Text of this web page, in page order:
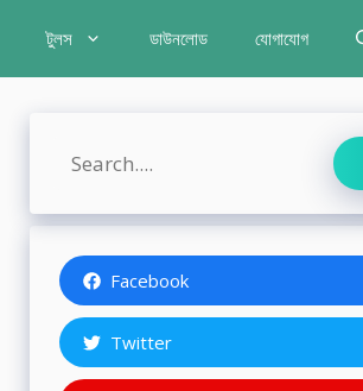
টুলস ডাউনলোড যোগাযোগ
Search
Facebook
Twitter